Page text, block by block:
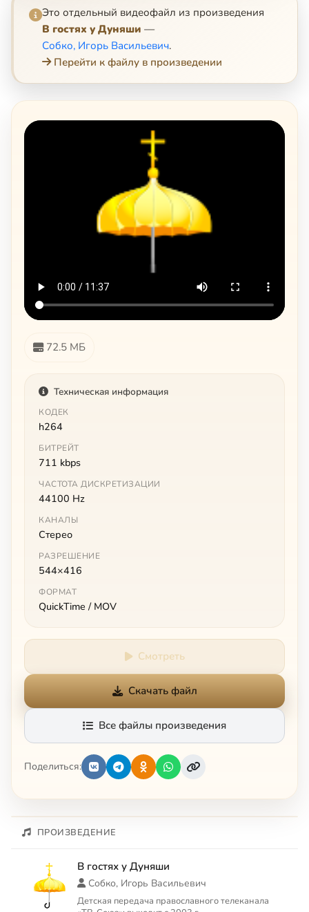
Это отдельный видеофайл из произведения
В гостях у Дуняши —
Собко, Игорь Васильевич.
Перейти к файлу в произведении
72.5 МБ
Техническая информация
КОДЕК
h264
БИТРЕЙТ
711 kbps
ЧАСТОТА ДИСКРЕТИЗАЦИИ
44100 Hz
КАНАЛЫ
Стерео
РАЗРЕШЕНИЕ
544×416
ФОРМАТ
QuickTime / MOV
Смотреть
Скачать файл
Все файлы произведения
Поделиться:
ПРОИЗВЕДЕНИЕ
В гостях у Дуняши
Собко, Игорь Васильевич
Детская передача православного телеканала